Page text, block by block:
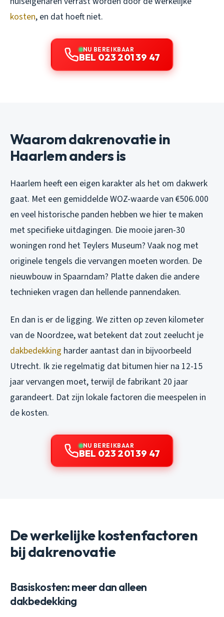
kosten, en dat hoeft niet.
NU BEREIKBAAR
BEL 023 201 39 47
Waarom dakrenovatie in
Haarlem anders is
Haarlem heeft een eigen karakter als het om dakwerk
gaat. Met een gemiddelde WOZ-waarde van €506.000
en veel historische panden hebben we hier te maken
met specifieke uitdagingen. Die mooie jaren-30
woningen rond het Teylers Museum? Vaak nog met
originele tengels die vervangen moeten worden. De
nieuwbouw in Spaarndam? Platte daken die andere
technieken vragen dan hellende pannendaken.
En dan is er de ligging. We zitten op zeven kilometer
van de Noordzee, wat betekent dat zout zeelucht je
dakbedekking harder aantast dan in bijvoorbeeld
Utrecht. Ik zie regelmatig dat bitumen hier na 12-15
jaar vervangen moet, terwijl de fabrikant 20 jaar
garandeert. Dat zijn lokale factoren die meespelen in
de kosten.
NU BEREIKBAAR
BEL 023 201 39 47
De werkelijke kostenfactoren
bij dakrenovatie
Basiskosten: meer dan alleen
dakbedekking